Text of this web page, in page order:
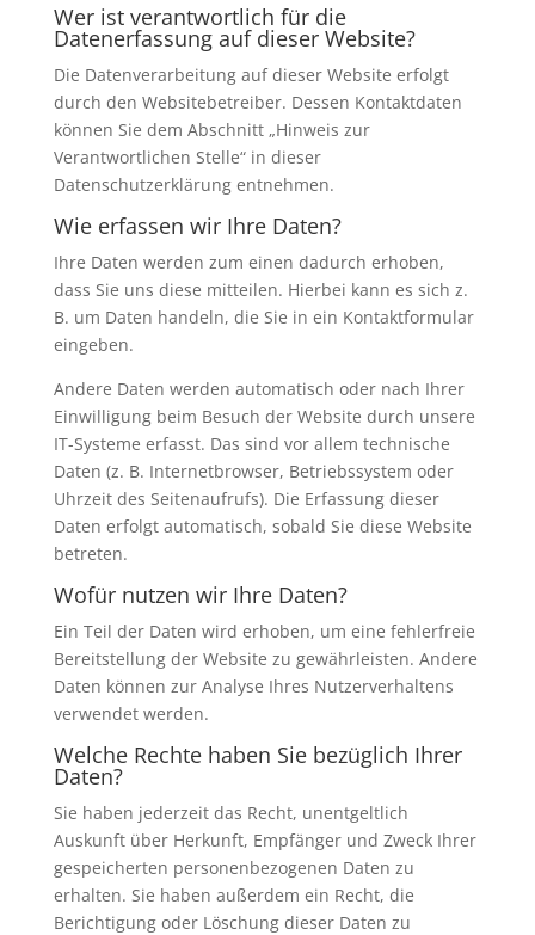
Wer ist verantwortlich für die
Datenerfassung auf dieser Website?
Die Datenverarbeitung auf dieser Website erfolgt
durch den Websitebetreiber. Dessen Kontaktdaten
können Sie dem Abschnitt „Hinweis zur
Verantwortlichen Stelle“ in dieser
Datenschutzerklärung entnehmen.
Wie erfassen wir Ihre Daten?
Ihre Daten werden zum einen dadurch erhoben,
dass Sie uns diese mitteilen. Hierbei kann es sich z.
B. um Daten handeln, die Sie in ein Kontaktformular
eingeben.
Andere Daten werden automatisch oder nach Ihrer
Einwilligung beim Besuch der Website durch unsere
IT-Systeme erfasst. Das sind vor allem technische
Daten (z. B. Internetbrowser, Betriebssystem oder
Uhrzeit des Seitenaufrufs). Die Erfassung dieser
Daten erfolgt automatisch, sobald Sie diese Website
betreten.
Wofür nutzen wir Ihre Daten?
Ein Teil der Daten wird erhoben, um eine fehlerfreie
Bereitstellung der Website zu gewährleisten. Andere
Daten können zur Analyse Ihres Nutzerverhaltens
verwendet werden.
Welche Rechte haben Sie bezüglich Ihrer
Daten?
Sie haben jederzeit das Recht, unentgeltlich
Auskunft über Herkunft, Empfänger und Zweck Ihrer
gespeicherten personenbezogenen Daten zu
erhalten. Sie haben außerdem ein Recht, die
Berichtigung oder Löschung dieser Daten zu